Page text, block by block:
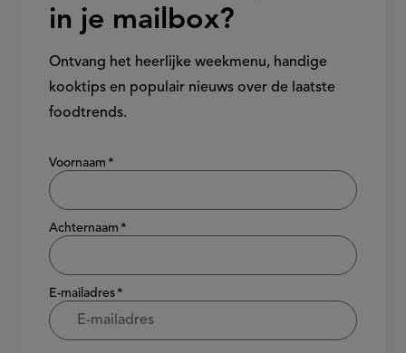
in je mailbox?
Ontvang het heerlijke weekmenu, handige
kooktips en populair nieuws over de laatste
foodtrends.
Show/hide
Voornaam
Achternaam
E-mailadres